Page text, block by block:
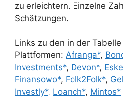
zu erleichtern. Einzelne
Schätzungen.
Links zu den in der
Plattformen: Afranga*,
Investments*, Devon*,
Finansowo*, Folk2Folk*,
Investly*, Loanch*, Mintos*